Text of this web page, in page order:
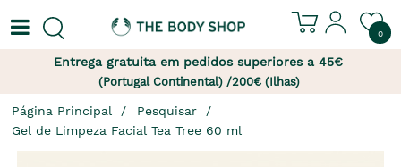
0
Entrega gratuita em pedidos superiores a 45€
(Portugal Continental) /200€ (Ilhas)
Página Principal
Pesquisar
Gel de Limpeza Facial Tea Tree 60 ml